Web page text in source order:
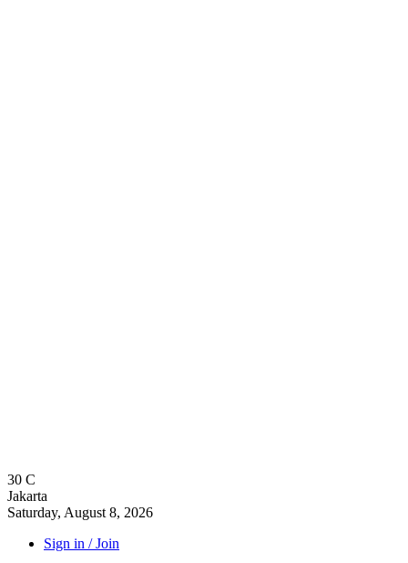
30 C
Jakarta
Saturday, August 8, 2026
Sign in / Join